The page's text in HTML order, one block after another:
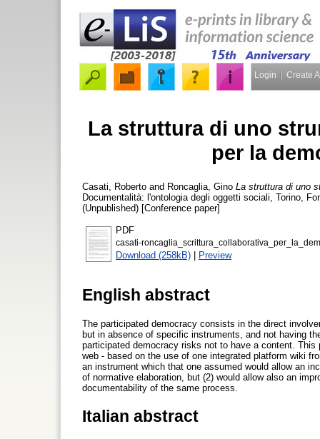
Login Create
La struttura di uno
per la
Casati, Roberto and Roncaglia, Gino La struttura di uno
Documentalità: l'ontologia degli oggetti sociali, Torino,
(Unpublished) [Conference paper]
PDF
casati-
Download (258kB) | Preview
English abstract
The participated democracy consists in the direct
but in absence of specific instruments, and not having
participated democracy risks not to have a content.
web - based on the use of one integrated platform wiki
an instrument which that one assumed would allow an
of normative elaboration, but (2) would allow also an
documentability of the same process.
Italian abstract